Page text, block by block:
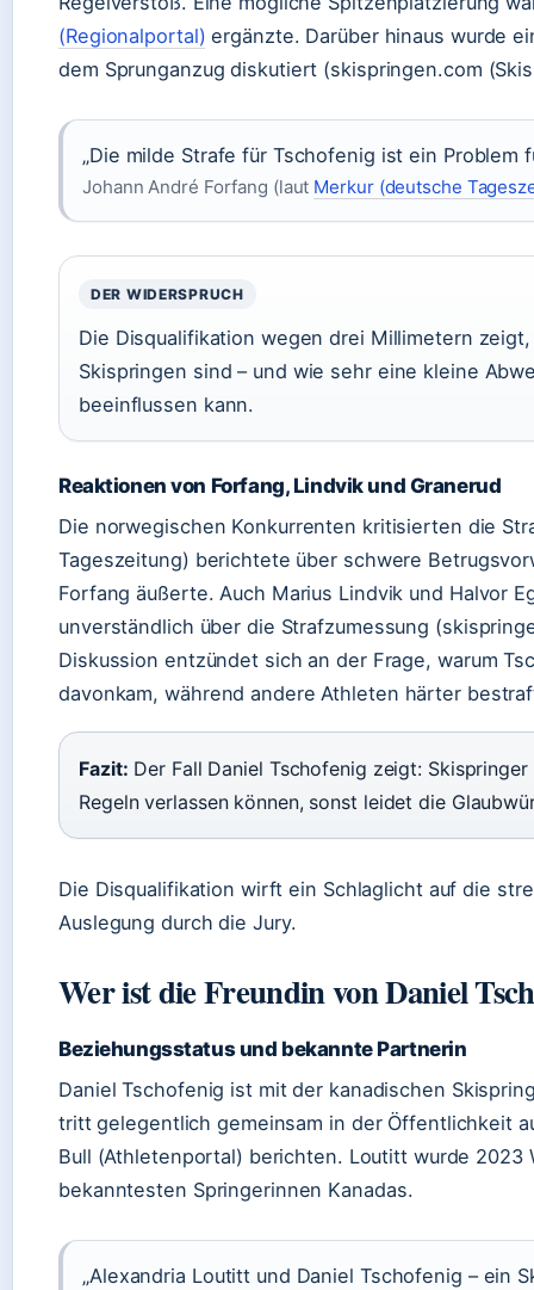
(Regionalportal) ergänzte. Darüber hinaus wurde
dem Sprunganzug diskutiert (skispringen.com
„Die milde Strafe für Tschofenig ist ein Problem
Johann André Forfang (laut Merkur (deutsche
DER WIDERSPRUCH
Die Disqualifikation wegen drei Millimetern
Skispringen sind – und wie sehr eine kleine
beeinflussen kann.
Reaktionen von Forfang, Lindvik und Granerud
Die norwegischen Konkurrenten kritisierten die
Tageszeitung) berichtete über schwere
Forfang äußerte. Auch Marius Lindvik und Halvor
unverständlich über die Strafzumessung
Diskussion entzündet sich an der Frage, warum
davonkam, während andere Athleten härter
Fazit: Der Fall Daniel Tschofenig zeigt:
Regeln verlassen können, sonst leidet die
Die Disqualifikation wirft ein Schlaglicht auf die
Auslegung durch die Jury.
Wer ist die Freundin von Daniel
Beziehungsstatus und bekannte Partnerin
Daniel Tschofenig ist mit der kanadischen
tritt gelegentlich gemeinsam in der Öffentlichkeit
Bull (Athletenportal) berichten. Loutitt wurde 2023
bekanntesten Springerinnen Kanadas.
„Alexandria Loutitt und Daniel Tschofenig – ein